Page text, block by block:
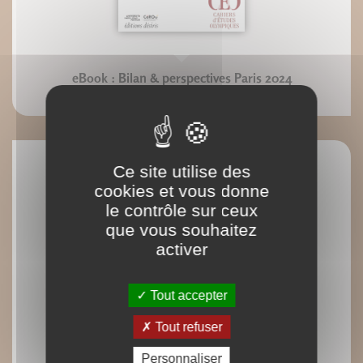
eBook : Bilan & perspectives Paris 2024
Ce site utilise des
cookies et vous donne
le contrôle sur ceux
que vous souhaitez
activer
Tout accepter
Tout refuser
Personnaliser